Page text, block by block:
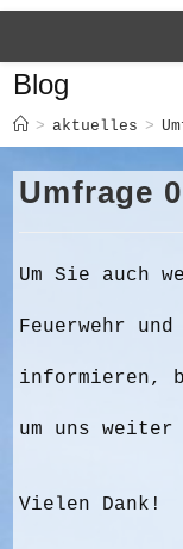
Blog
> aktuelles >
Umfrage
Um Sie auch
Feuerwehr
informieren,
um uns weiter
Vielen Dank!